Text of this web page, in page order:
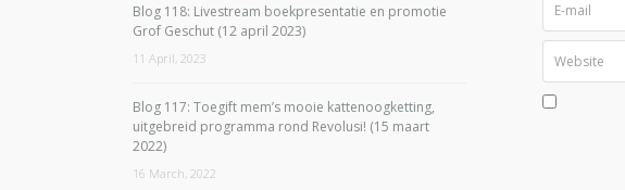
Blog 118: Livestream boekpresentatie en promotie
Grof Geschut (12 april 2023)
11 April, 2023
Blog 117: Toegift mem’s mooie kattenoogketting,
uitgebreid programma rond Revolusi! (15 maart
2022)
16 March, 2022